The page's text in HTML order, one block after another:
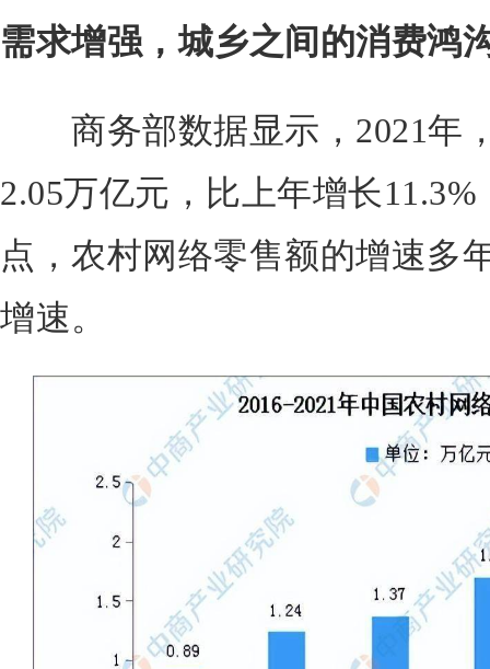
需求增强，城乡之间的消费鸿
商务部数据显示，2021年
2.05万亿元，比上年增长
点，农村网络零售额的增速多
增速。